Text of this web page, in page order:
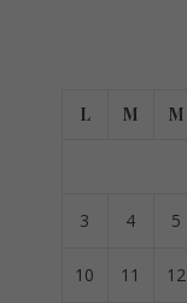
L M M
3 4 5
10 11 12